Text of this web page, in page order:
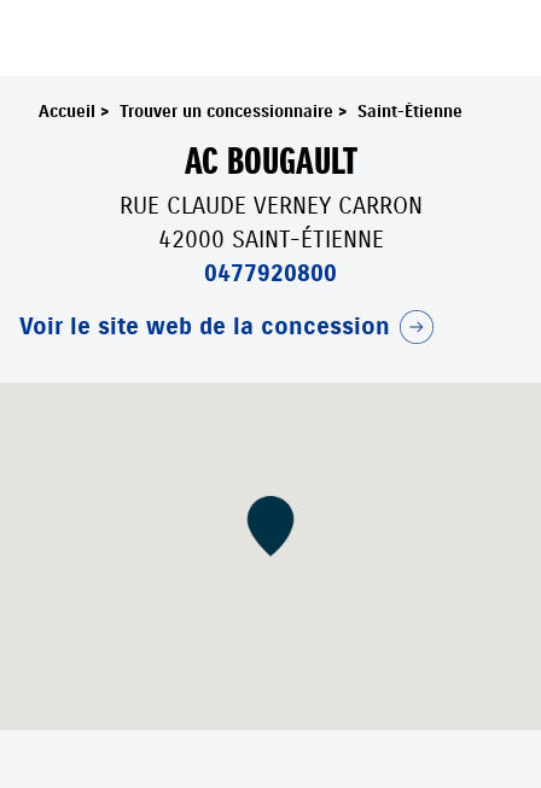
Accueil > Trouver un concessionnaire > Saint-Étienne
AC BOUGAULT
RUE CLAUDE VERNEY CARRON
42000 SAINT-ÉTIENNE
0477920800
Voir le site web de la concession